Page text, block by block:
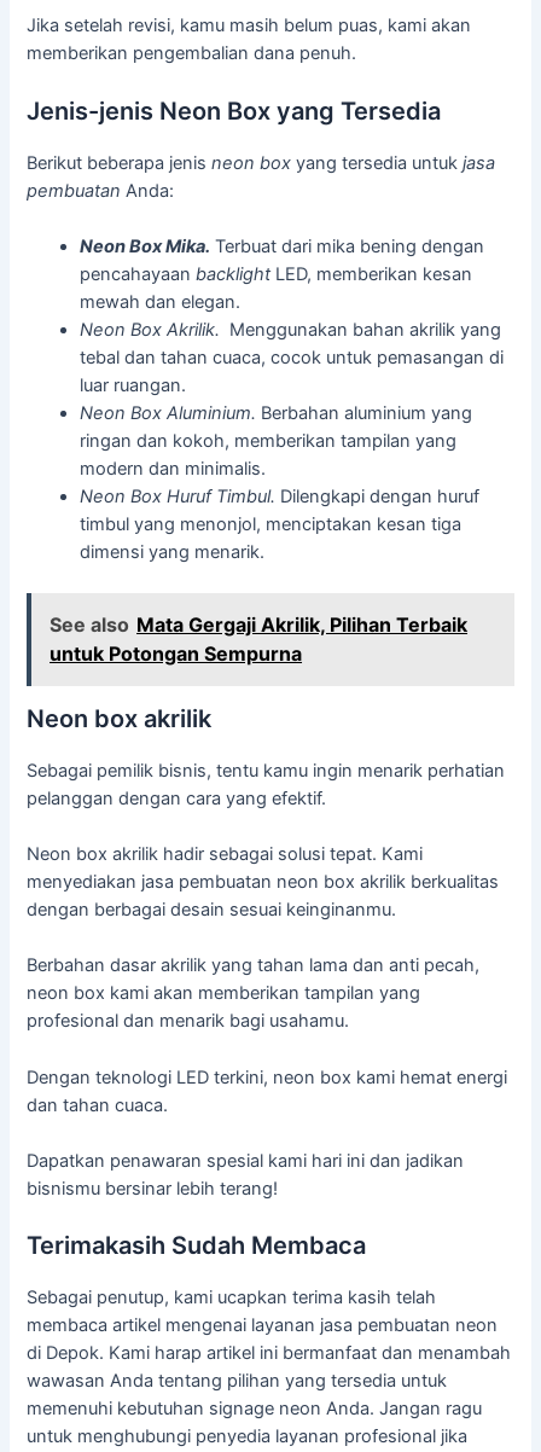
Jika setelah revisi, kamu masih belum puas, kami akan
memberikan pengembalian dana penuh.
Jenis-jenis Neon Box yang Tersedia
Berikut beberapa jenisneon box yang tersedia untukjasa
pembuatan Anda:
Neon Box Mika. Terbuat dari mika bening dengan
pencahayaanbacklightLED, memberikan kesan
mewah dan elegan.
Neon Box Akrilik. Menggunakan bahan akrilik yang
tebal dan tahan cuaca, cocok untuk pemasangan di
luar ruangan.
Neon Box Aluminium. Berbahan aluminium yang
ringan dan kokoh, memberikan tampilan yang
modern dan minimalis.
Neon Box Huruf Timbul. Dilengkapi dengan huruf
timbul yang menonjol, menciptakan kesan tiga
dimensi yang menarik.
See also Mata Gergaji Akrilik, Pilihan Terbaik
untuk Potongan Sempurna
Neon box akrilik
Sebagai pemilik bisnis, tentu kamu ingin menarik perhatian
pelanggan dengan cara yang efektif.
Neon box akrilik hadir sebagai solusi tepat. Kami
menyediakan jasa pembuatan neon box akrilik berkualitas
dengan berbagai desain sesuai keinginanmu.
Berbahan dasar akrilik yang tahan lama dan anti pecah,
neon box kami akan memberikan tampilan yang
profesional dan menarik bagi usahamu.
Dengan teknologi LED terkini, neon box kami hemat energi
dan tahan cuaca.
Dapatkan penawaran spesial kami hari ini dan jadikan
bisnismu bersinar lebih terang!
Terimakasih Sudah Membaca
Sebagai penutup, kami ucapkan terima kasih telah
membaca artikel mengenai layanan jasa pembuatan neon
di Depok. Kami harap artikel ini bermanfaat dan menambah
wawasan Anda tentang pilihan yang tersedia untuk
memenuhi kebutuhan signage neon Anda. Jangan ragu
untuk menghubungi penyedia layanan profesional jika